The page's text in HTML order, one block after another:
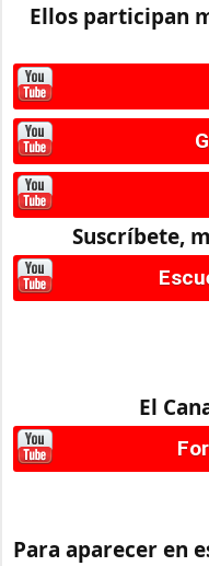
Ellos participan
Suscríbete,
El
Para aparecer en